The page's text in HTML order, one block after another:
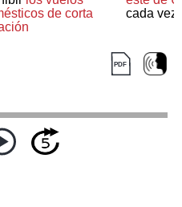
de corta
cada vez